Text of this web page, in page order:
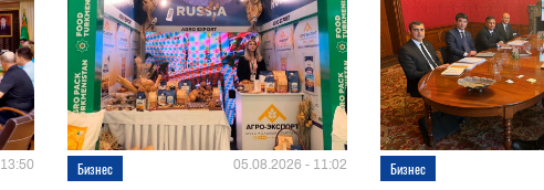
Бизнес 05.08.2026 - 11:02 Бизнес